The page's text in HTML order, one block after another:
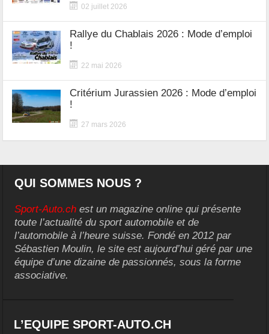
02 juillet 2026
Rallye du Chablais 2026 : Mode d’emploi
!
22 mai 2026
Critérium Jurassien 2026 : Mode d’emploi
!
27 mars 2026
QUI SOMMES NOUS ?
Sport-Auto.ch est un magazine online qui présente
toute l’actualité du sport automobile et de
l’automobile à l’heure suisse. Fondé en 2012 par
Sébastien Moulin, le site est aujourd’hui géré par une
équipe d’une dizaine de passionnés, sous la forme
associative.
L’EQUIPE SPORT-AUTO.CH